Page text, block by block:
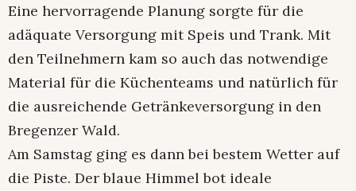
Eine hervorragende Planung sorgte für die
adäquate Versorgung mit Speis und Trank. Mit
den Teilnehmern kam so auch das notwendige
Material für die Küchenteams und natürlich für
die ausreichende Getränkeversorgung in den
Bregenzer Wald.
Am Samstag ging es dann bei bestem Wetter auf
die Piste. Der blaue Himmel bot ideale